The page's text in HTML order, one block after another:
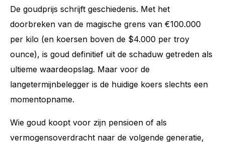
De goudprijs schrijft geschiedenis. Met het
doorbreken van de magische grens van €100.000
per kilo (en koersen boven de $4.000 per troy
ounce), is goud definitief uit de schaduw getreden als
ultieme waardeopslag. Maar voor de
langetermijnbelegger is de huidige koers slechts een
momentopname.
Wie goud koopt voor zijn pensioen of als
vermogensoverdracht naar de volgende generatie,